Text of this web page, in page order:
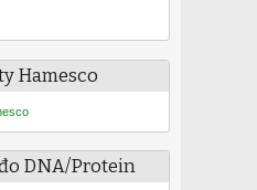
Hamesco
DNA/Protein